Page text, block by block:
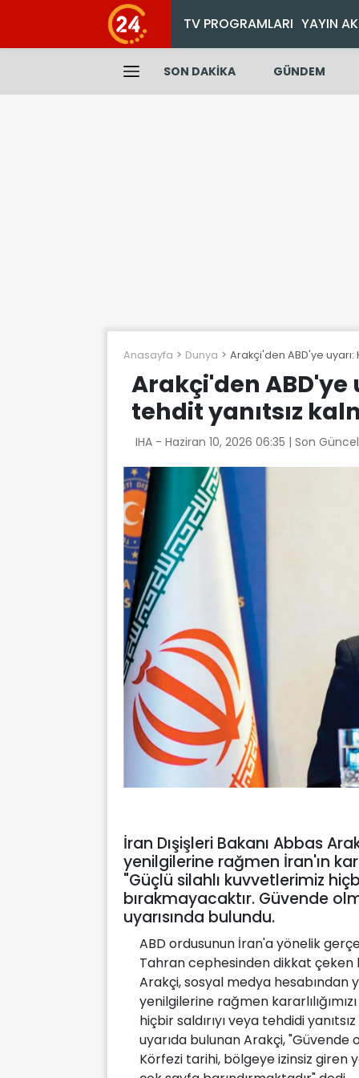
TV PROGRAMLARI YAYIN
SON DAKİKA GÜNDEM
Anasayfa Dunya Arakçi'den ABD'ye uyarı:
Arakçi'den ABD'ye
tehdit yanıtsız
IHA - Haziran 10, 2026 06:35 | Son
İran Dışişleri Bakanı Abbas
yenilgilerine rağmen İran'ın
"Güçlü silahlı kuvvetlerimiz
bırakmayacaktır. Güvende
uyarısında bulundu.
ABD ordusunun İran'a yönelik
Tahran cephesinden dikkat çeken
Arakçi, sosyal medya hesabından
yenilgilerine rağmen
hiçbir saldırıyı veya tehdidi
uyarıda bulunan Arakçi,
Körfezi tarihi, bölgeye izinsiz giren